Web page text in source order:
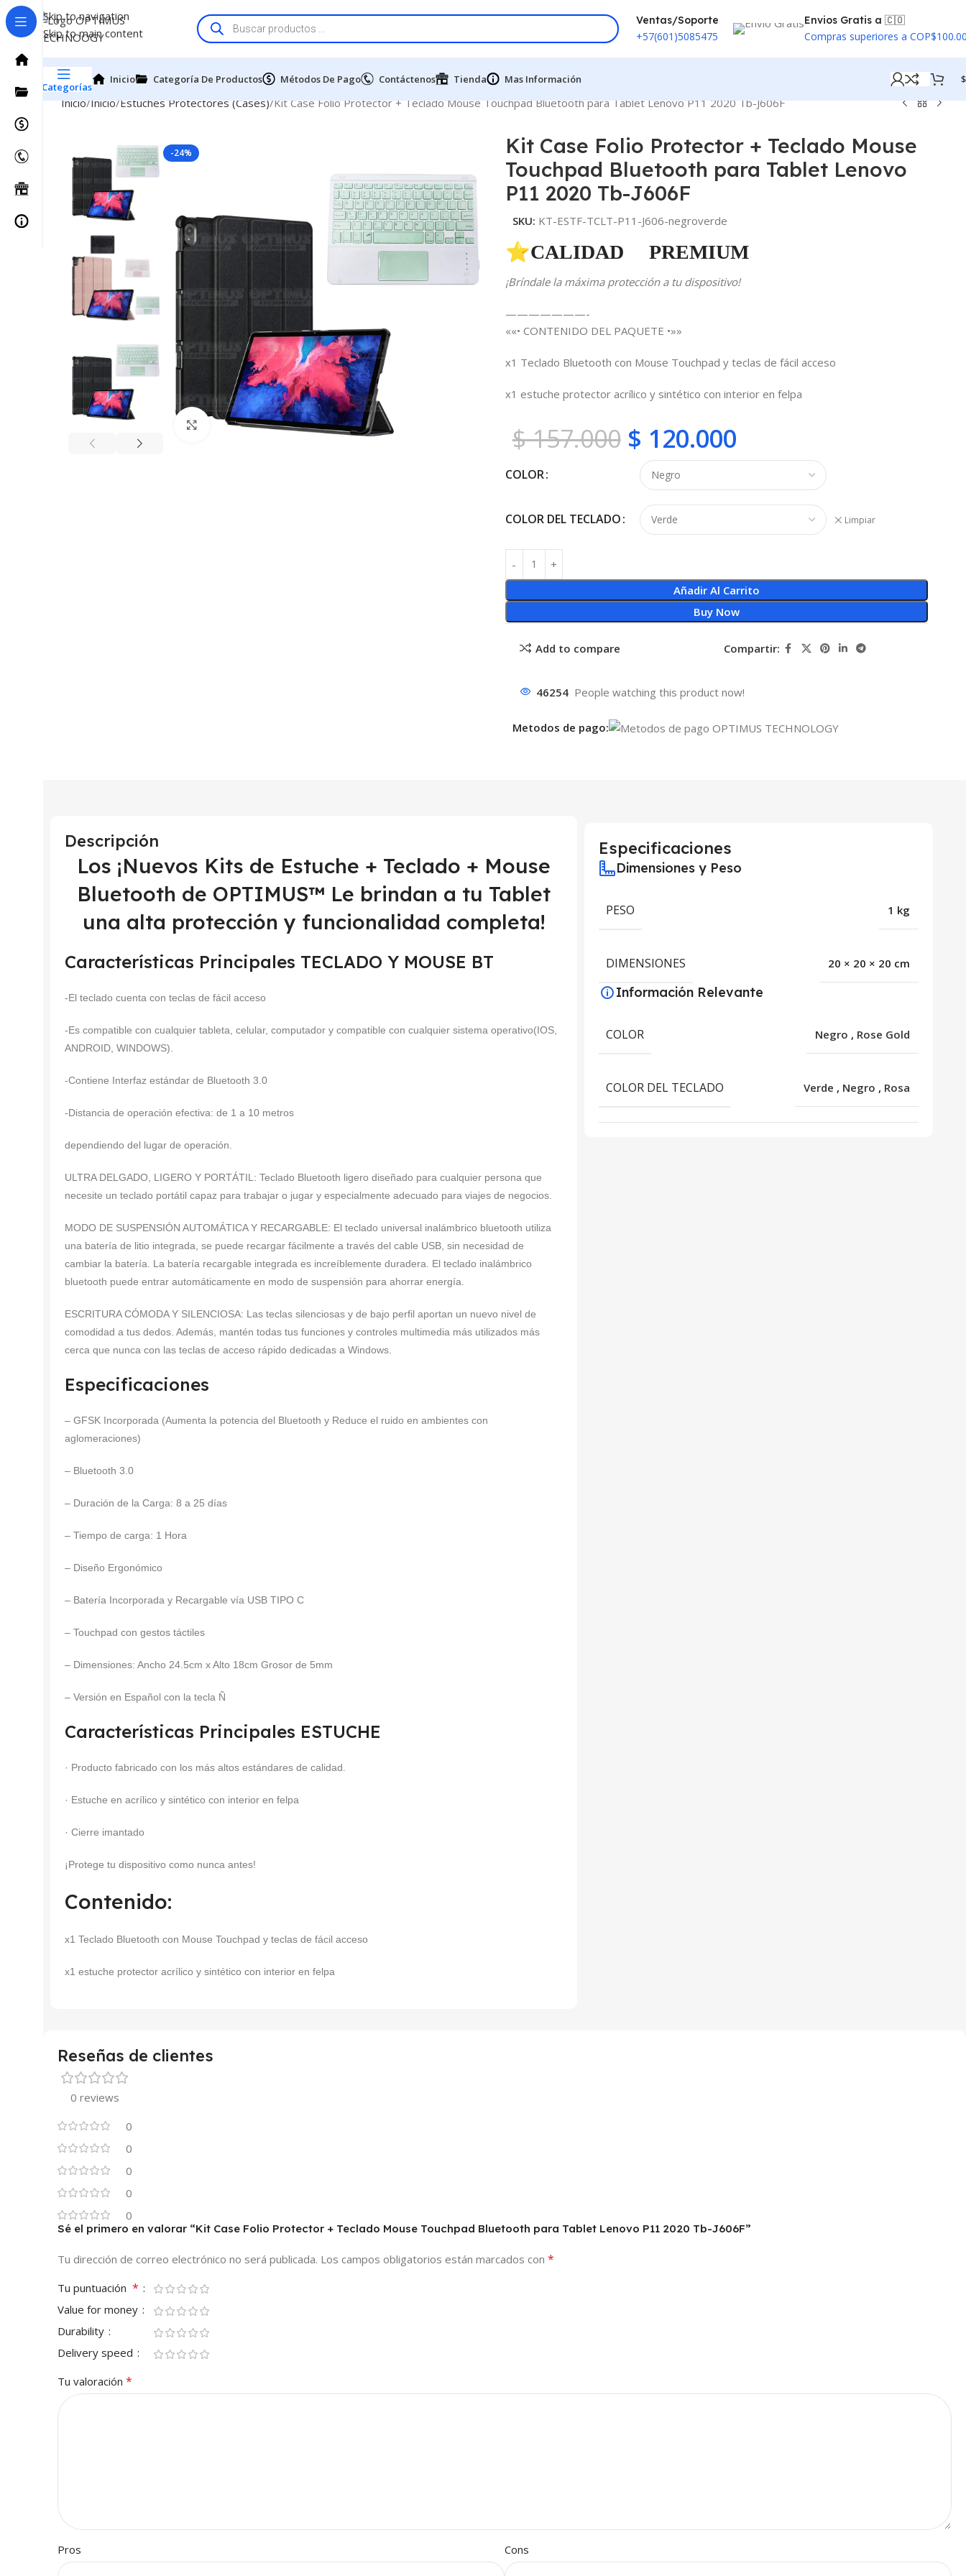
Skip to navigation
Skip to main content
Ventas/Soporte
+57(601)5085475
Envios Gratis a 🇨🇴
Compras superiores a
Categorías
Inicio Categoría De Productos Métodos De Pago Contáctenos Tienda Mas Información $
Inicio Inicio Estuches Protectores (Cases) Kit Case Folio Protector + Teclado Mouse Touchpad Bluetooth para Tablet Lenovo P11 2020 Tb-J606F
-24%
Click to enlarge
Kit Case Folio Protector + Teclado Mouse
Touchpad Bluetooth para Tablet Lenovo
P11 2020 Tb-J606F
SKU: KT-ESTF-TCLT-P11-J606-negroverde
⭐CALIDAD PREMIUM
¡Bríndale la máxima protección a tu dispositivo!
———————-
««• CONTENIDO DEL PAQUETE •»»
x1 Teclado Bluetooth con Mouse Touchpad y teclas de fácil acceso
x1 estuche protector acrílico y sintético con interior en felpa
$157.000 $ 120.000
COLOR
COLOR DEL TECLADO Limpiar
Añadir Al Carrito
Buy Now
Add to compare Compartir:
46254 People watching this product now!
Metodos de pago:
Descripción
Los ¡Nuevos Kits de Estuche + Teclado + Mouse
Bluetooth de OPTIMUS™ Le brindan a tu Tablet
una alta protección y funcionalidad completa!
Características Principales TECLADO Y MOUSE BT
-El teclado cuenta con teclas de fácil acceso
-Es compatible con cualquier tableta, celular, computador y compatible con cualquier sistema operativo(IOS,
ANDROID, WINDOWS).
-Contiene Interfaz estándar de Bluetooth 3.0
-Distancia de operación efectiva: de 1 a 10 metros
dependiendo del lugar de operación.
ULTRA DELGADO, LIGERO Y PORTÁTIL: Teclado Bluetooth ligero diseñado para cualquier persona que
necesite un teclado portátil capaz para trabajar o jugar y especialmente adecuado para viajes de negocios.
MODO DE SUSPENSIÓN AUTOMÁTICA Y RECARGABLE: El teclado universal inalámbrico bluetooth utiliza
una batería de litio integrada, se puede recargar fácilmente a través del cable USB, sin necesidad de
cambiar la batería. La batería recargable integrada es increíblemente duradera. El teclado inalámbrico
bluetooth puede entrar automáticamente en modo de suspensión para ahorrar energía.
ESCRITURA CÓMODA Y SILENCIOSA: Las teclas silenciosas y de bajo perfil aportan un nuevo nivel de
comodidad a tus dedos. Además, mantén todas tus funciones y controles multimedia más utilizados más
cerca que nunca con las teclas de acceso rápido dedicadas a Windows.
Especificaciones
– GFSK Incorporada (Aumenta la potencia del Bluetooth y Reduce el ruido en ambientes con
aglomeraciones)
– Bluetooth 3.0
– Duración de la Carga: 8 a 25 días
– Tiempo de carga: 1 Hora
– Diseño Ergonómico
– Batería Incorporada y Recargable vía USB TIPO C
– Touchpad con gestos táctiles
– Dimensiones: Ancho 24.5cm x Alto 18cm Grosor de 5mm
– Versión en Español con la tecla Ñ
Características Principales ESTUCHE
· Producto fabricado con los más altos estándares de calidad.
· Estuche en acrílico y sintético con interior en felpa
· Cierre imantado
¡Protege tu dispositivo como nunca antes!
Contenido:
x1 Teclado Bluetooth con Mouse Touchpad y teclas de fácil acceso
x1 estuche protector acrílico y sintético con interior en felpa
Especificaciones
Dimensiones y Peso
PESO 1 kg
DIMENSIONES 20 × 20 × 20 cm
Información Relevante
COLOR Negro , Rose Gold
COLOR DEL TECLADO Verde , Negro , Rosa
Reseñas de clientes
0 reviews
0
0
0
0
0
Sé el primero en valorar “Kit Case Folio Protector + Teclado Mouse Touchpad Bluetooth para Tablet Lenovo P11 2020 Tb-J606F”
Tu dirección de correo electrónico no será publicada. Los campos obligatorios están marcados con *
Tu puntuación *
Value for money
Durability
Delivery speed
Tu valoración *
Pros Cons